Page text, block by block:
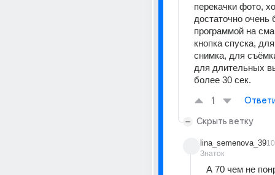
перекачки фото,
достаточно очень
программой на
кнопка спуска,
снимка, для
для длительных
более 30 сек.
1
Скрыть ветку
lina_semenova_39
Знаток
А 70 чем не